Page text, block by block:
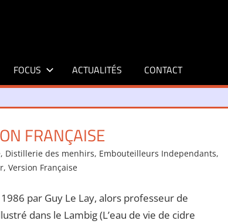
FOCUS ACTUALITÉS CONTACT
FRANÇAISE
, Distillerie des menhirs, Embouteilleurs Independants,
, Version Française
par Guy Le Lay, alors professeur de
dans le Lambig (L’eau de vie de cidre